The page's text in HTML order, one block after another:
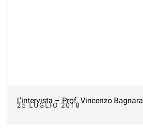
L’intervista – Prof. Vincenzo Bagnara
25 LUGLIO 2018